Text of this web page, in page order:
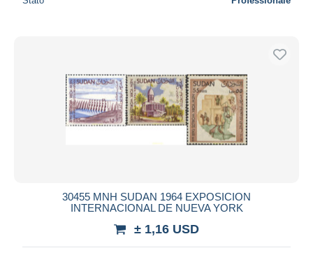
30455 MNH SUDAN 1964 EXPOSICION
INTERNACIONAL DE NUEVA YORK
± 1,16 USD